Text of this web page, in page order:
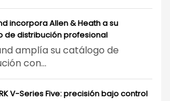
incorpora Allen & Heath a su
de distribución profesional
amplía su catálogo de
con...
V-Series Five: precisión bajo control